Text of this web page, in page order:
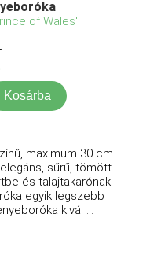
of Wales'
Kosárba
maximum 30 cm
sűrű, tömött
és talajtakarónak
egyik legszebb
kivál ...